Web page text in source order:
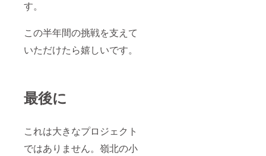
す。
この半年間の挑戦を支えて
いただけたら嬉しいです。
最後に
これは大きなプロジェクト
ではありません。嶺北の小